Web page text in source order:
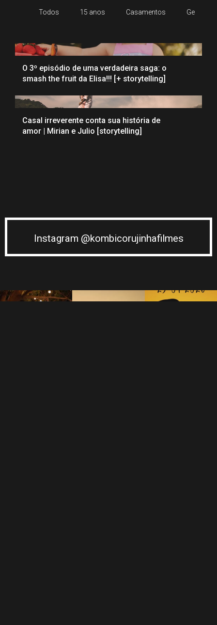
Todos 15 anos Casamentos Gestantes
O 3º episódio de uma verdadeira saga: o
smash the fruit da Elisa!!! [+ storytelling]
Casal irreverente conta sua história de
amor | Mirian e Julio [storytelling]
Instagram @kombicorujinhafilmes